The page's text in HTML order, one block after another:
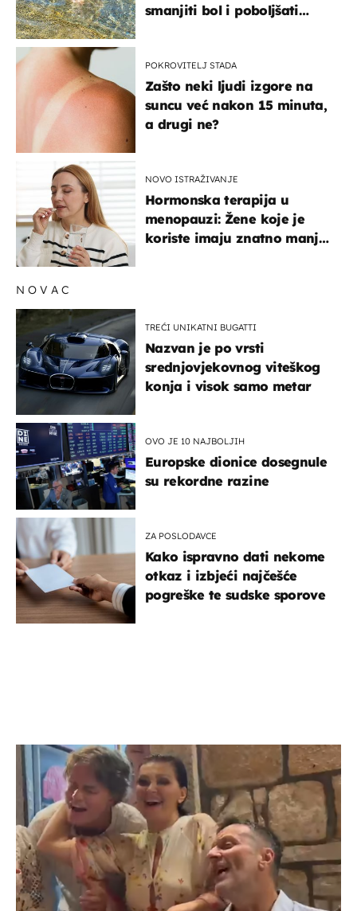
smanjiti bol i poboljšati
POKROVITELJ STADA
Zašto neki ljudi izgore na
suncu već nakon 15 minuta,
a drugi ne?
NOVO ISTRAŽIVANJE
Hormonska terapija u
menopauzi: Žene koje je
koriste imaju znatno manji
NOVAC
TREĆI UNIKATNI BUGATTI
Nazvan je po vrsti
srednjovjekovnog viteškog
konja i visok samo metar
OVO JE 10 NAJBOLJIH
Europske dionice dosegnule
su rekordne razine
ZA POSLODAVCE
Kako ispravno dati nekome
otkaz i izbjeći najčešće
pogreške te sudske sporove